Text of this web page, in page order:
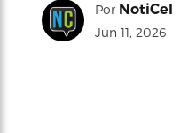
Por NotiCel
Jun 11, 2026